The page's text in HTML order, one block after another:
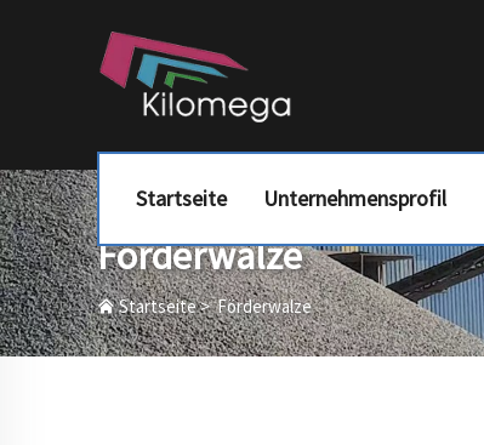
Startseite Unternehmensprofil
Förderwalze
Startseite>Förderwalze